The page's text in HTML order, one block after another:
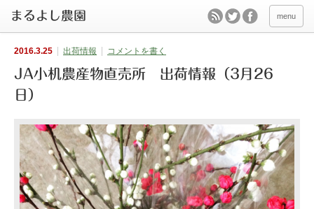
menu
2016.3.25 出荷情報 コメントを書く
JA小机農産物直売所 出荷情報（3月26
日）